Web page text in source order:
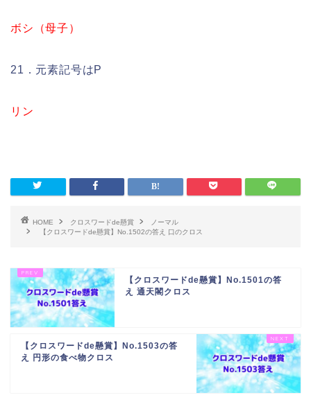
ボシ（母子）
21．元素記号はP
リン
HOME クロスワードde懸賞
ノーマル
【クロスワードde懸賞】No.1502の答え 口のクロス
【クロスワードde懸賞】No.1501の答
え 通天閣クロス
【クロスワードde懸賞】No.1503の答
え 円形の食べ物クロス